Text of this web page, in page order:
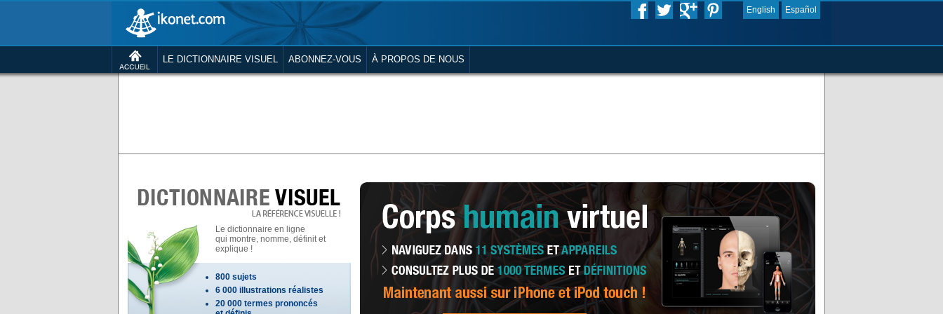
English Español
LE DICTIONNAIRE VISUEL ABONNEZ-VOUS À PROPOS DE NOUS
Le dictionnaire en ligne
qui montre, nomme, définit et
explique !
800 sujets
6 000 illustrations réalistes
20 000 termes prononcés